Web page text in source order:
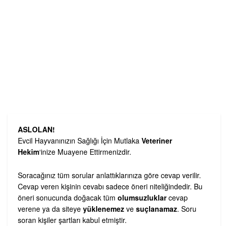
ASLOLAN!
Evcil Hayvanınızın Sağlığı İçin Mutlaka Veteriner
Hekim‘inize Muayene Ettirmenizdir.
Soracağınız tüm sorular anlattıklarınıza göre cevap verilir.
Cevap veren kişinin cevabı sadece öneri niteliğindedir. Bu
öneri sonucunda doğacak tüm olumsuzluklarcevap
verene ya da siteye yüklenemez ve suçlanamaz. Soru
soran kişiler şartları kabul etmiştir.